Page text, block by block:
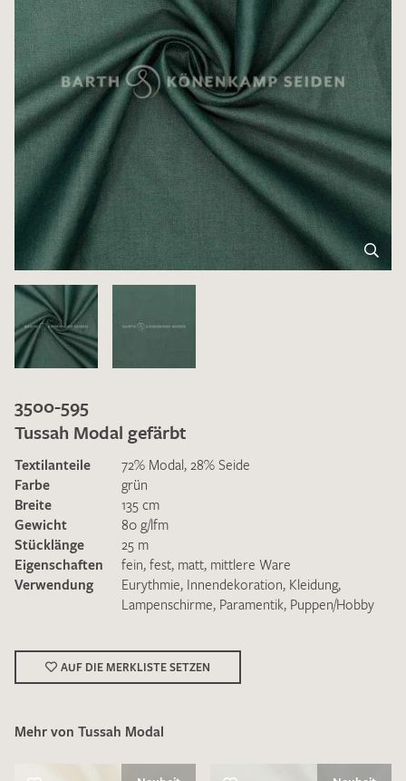
Ich bin damit einverstanden, dass meine angegebenen Daten
zur Beantwortung meiner Musteranfrage genutzt werden.
DieDatenschutzbestimmungenhabe ich zur Kenntnis
genommen und akzeptiere diese.
MUSTERANFRAGE SENDEN
3500-595
Tussah Modal gefärbt
Textilanteile
72% Modal, 28% Seide
Farbe
grün
Breite
135 cm
Gewicht
80 g/lfm
Stücklänge
25 m
Eigenschaften
fein, fest, matt, mittlere Ware
Verwendung
Eurythmie, Innendekoration, Kleidung,
Lampenschirme, Paramentik, Puppen/Hobby
AUF DIE MERKLISTE SETZEN
Mehr von Tussah Modal